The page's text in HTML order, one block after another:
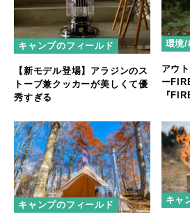
キャンプのフィールド
【新モデル登場】アラジンのス
トーブ兼クッカーが美しくて優
秀すぎる
環境/
アウ
ー
『
キャンプのフィールド キャ